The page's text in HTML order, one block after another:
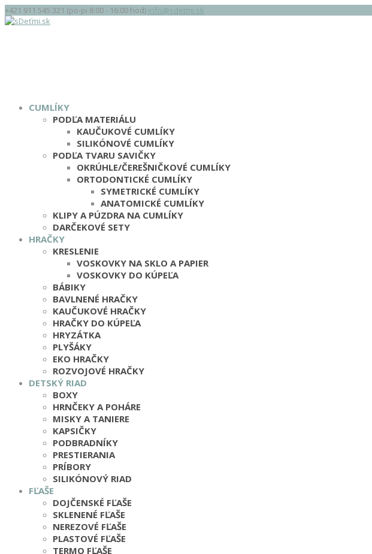
+421 911 545 321 (po-pi 8:00 - 16:00 hod) info@sdetmi.sk
CUMLÍKY
PODĽA MATERIÁLU
KAUČUKOVÉ CUMLÍKY
SILIKÓNOVÉ CUMLÍKY
PODĽA TVARU SAVIČKY
OKRÚHLE/ČEREŠNIČKOVÉ CUMLÍKY
ORTODONTICKÉ CUMLÍKY
SYMETRICKÉ CUMLÍKY
ANATOMICKÉ CUMLÍKY
KLIPY A PÚZDRA NA CUMLÍKY
DARČEKOVÉ SETY
HRAČKY
KRESLENIE
VOSKOVKY NA SKLO A PAPIER
VOSKOVKY DO KÚPEĽA
BÁBIKY
BAVLNENÉ HRAČKY
KAUČUKOVÉ HRAČKY
HRAČKY DO KÚPEĽA
HRYZÁTKA
PLYŠÁKY
EKO HRAČKY
ROZVOJOVÉ HRAČKY
DETSKÝ RIAD
BOXY
HRNČEKY A POHÁRE
MISKY A TANIERE
KAPSIČKY
PODBRADNÍKY
PRESTIERANIA
PRÍBORY
SILIKÓNOVÝ RIAD
FĽAŠE
DOJČENSKÉ FĽAŠE
SKLENENÉ FĽAŠE
NEREZOVÉ FĽAŠE
PLASTOVÉ FĽAŠE
TERMO FĽAŠE